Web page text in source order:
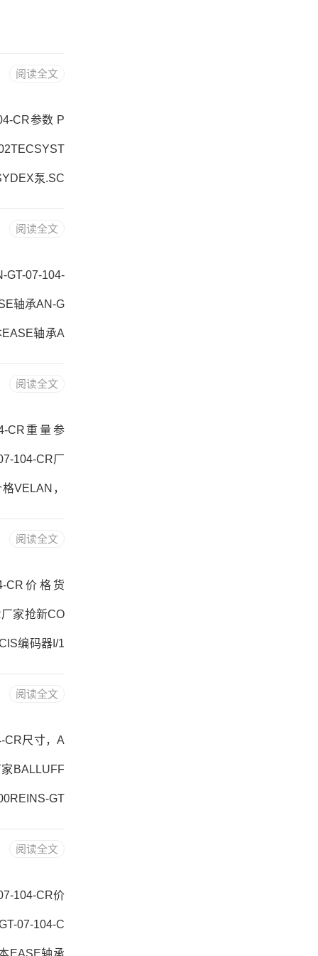
阅读全文
CR参数 P
泵.SC
改向滚
阅读全文
GT-07-104-
轴承AN-G
轴承A
07-104-C
阅读全文
CR重量参
104-CR厂
VELAN，
， ，热销
阅读全文
CR价格货
家抢新CO
编码器I/1
GT-07-1
阅读全文
CR尺寸，A
BALLUFF
GT
霸气缸P2
阅读全文
104-CR价
07-104-C